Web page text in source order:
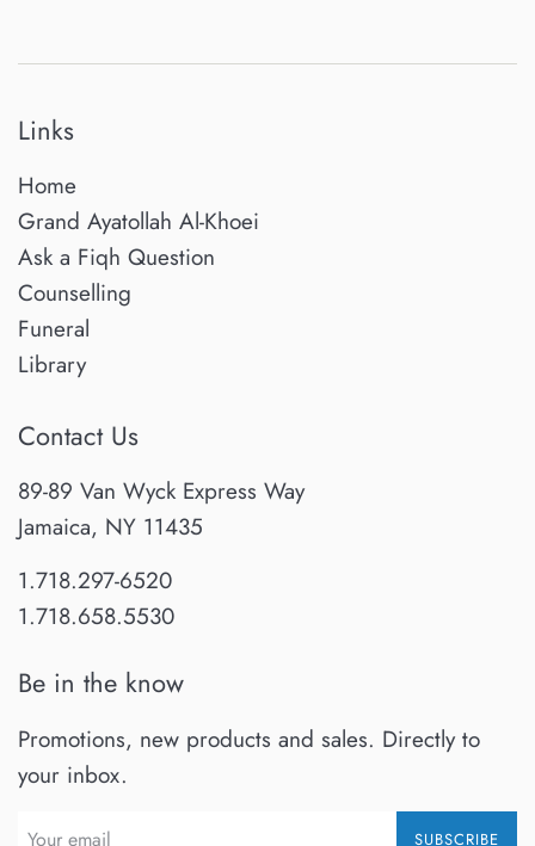
Links
Home
Grand Ayatollah Al-Khoei
Ask a Fiqh Question
Counselling
Funeral
Library
Contact Us
89-89 Van Wyck Express Way
Jamaica, NY 11435
1.718.297-6520
1.718.658.5530
Be in the know
Promotions, new products and sales. Directly to
your inbox.
SUBSCRIBE